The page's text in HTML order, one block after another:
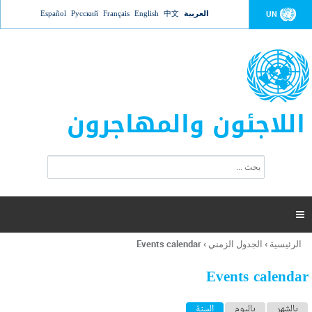
Jump to navigation UN العربية 中文
English
Français
Русский
Español
اللاجئون والمهاجرون
ت
ر
ل
ح
ب

أنت
هنا
الرئيسية › الجدول الزمني ›
Events calendar
Events calendar